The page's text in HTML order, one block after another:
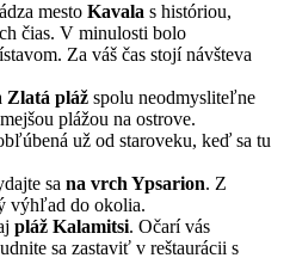
mesto Kavala s históriou,
čias. V minulosti bolo
Za váš čas stojí návšteva
Zlatá pláž spolu neodmysliteľne
plážou na ostrove.
už od staroveku, keď sa tu
sa na vrch Ypsarion. Z
výhľad do okolia.
pláž Kalamitsi. Očarí vás
sa zastaviť v reštaurácii s